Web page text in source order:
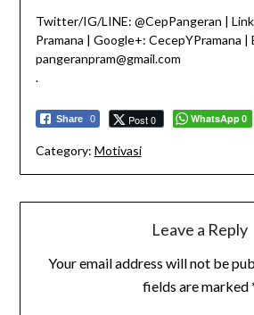
Twitter/IG/LINE: @CepPangeran |
Pramana | Google+: CecepYPramana |
pangeranpram@gmail.com
.
Share 0 Post 0 WhatsApp 0
Category: Motivasi
Leave a Reply
Your email address will not be
fields are marked